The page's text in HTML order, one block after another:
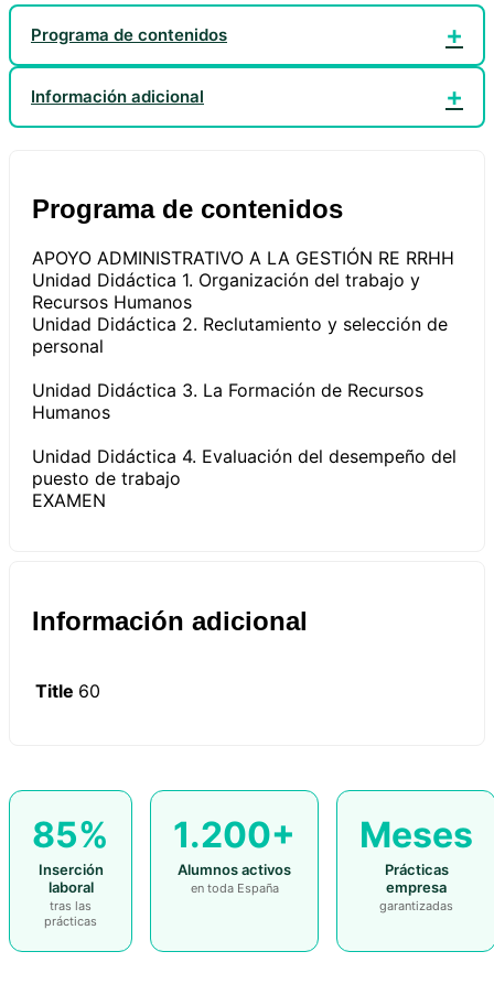
RECURSOS
HUMANOS
60h
cantidad
Programa de contenidos
Información adicional
Programa de contenidos
APOYO ADMINISTRATIVO A LA GESTIÓN RE RRHH
Unidad Didáctica 1. Organización del trabajo y
Recursos Humanos
Unidad Didáctica 2. Reclutamiento y selección de
personal
Unidad Didáctica 3. La Formación de Recursos
Humanos
Unidad Didáctica 4. Evaluación del desempeño del
puesto de trabajo
EXAMEN
Información adicional
Title 60
85%
Inserción
laboral
tras las
prácticas
1.200+
Alumnos activos
en toda España
Meses
Prácticas
empresa
garantizadas